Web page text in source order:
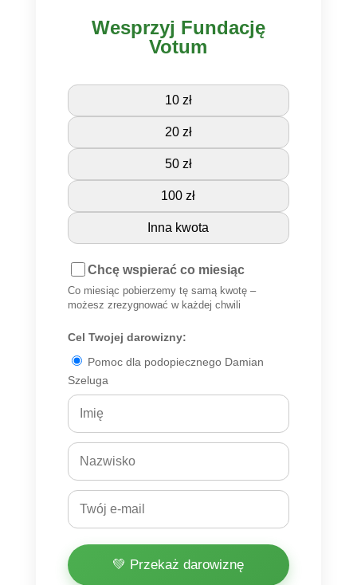
Wesprzyj Fundację
Votum
10 zł
20 zł
50 zł
100 zł
Inna kwota
Chcę wspierać co miesiąc
Co miesiąc pobierzemy tę samą kwotę –
możesz zrezygnować w każdej chwili
Cel Twojej darowizny:
Pomoc dla podopiecznego Damian
Szeluga
💚 Przekaż darowiznę